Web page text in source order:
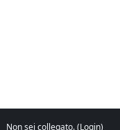
Non sei collegato. (Login)